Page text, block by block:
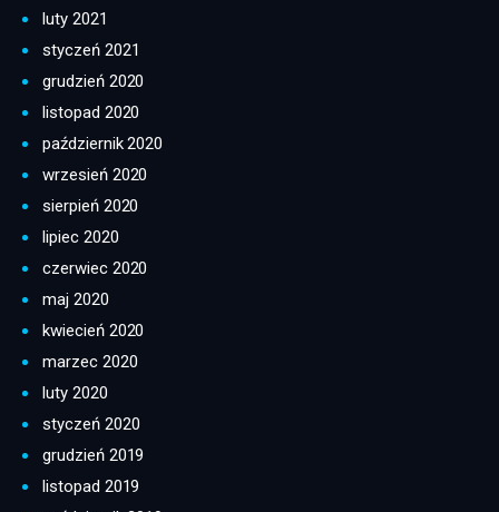
luty 2021
styczeń 2021
grudzień 2020
listopad 2020
październik 2020
wrzesień 2020
sierpień 2020
lipiec 2020
czerwiec 2020
maj 2020
kwiecień 2020
marzec 2020
luty 2020
styczeń 2020
grudzień 2019
listopad 2019